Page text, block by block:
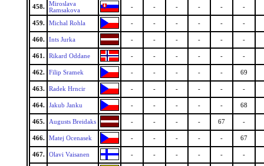
458.
Miroslava
Ramsakova
- - - - - -
459. Michal Rohla - - - - - -
460. Ints Jurka - - - - - -
461. Rikard Oddane - - - - - -
462. Filip Sramek - - - - - 69
463. Radek Hrncir - - - - - -
464. Jakub Janku - - - - - 68
465. Augusts Breidaks - - - - 67 -
466. Matej Ocenasek - - - - - 67
467. Olavi Vaisanen - - - - - -